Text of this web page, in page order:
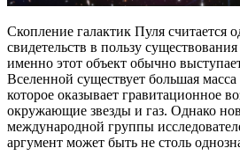
Скопление галактик Пуля считается
свидетельств в пользу
именно этот объект обычно
Вселенной существует большая
которое оказывает гравитационное
окружающие звезды и газ. Однако
международной группы
аргумент может быть не столь